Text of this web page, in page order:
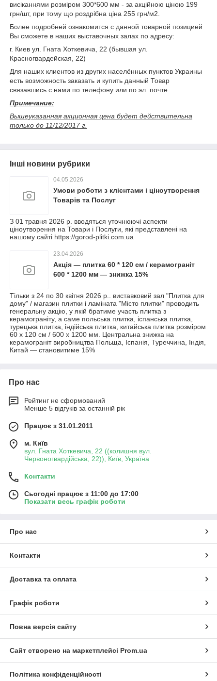
висіканнями розміром 300*600 мм - за акційною ціною 199
грн/шт, при тому що роздрібна ціна 255 грн/м2.
Более подробней ознакомится с данной товарной позицией
Вы сможете в наших выставочных залах по адресу:
г. Киев ул. Гната Хоткевича, 22 (бывшая ул.
Красногвардейская, 22)
Для наших клиентов из других населённых пунктов Украины
есть возможность заказать и купить данный Товар
связавшись с нами по телефону или по эл. почте.
Примечание:
Вышеуказанная акционная цена будет действительна
только до 11/12/2017 г.
Інші новини рубрики
04.05.2026
Умови роботи з клієнтами і ціноутворення
Товарів та Послуг
З 01 травня 2026 р. вводяться уточнюючі аспекти
ціноутворення на Товари і Послуги, які представлені на
нашому сайті https://gorod-plitki.com.ua
23.04.2026
Акція — плитка 60 * 120 см / керамограніт
600 * 1200 мм — знижка 15%
Тільки з 24 по 30 квітня 2026 р.. виставковий зал "Плитка для
дому" / магазин плитки і ламіната "Місто плитки" проводить
генеральну акцію, у якій братиме участь плитка з
керамограніту, а саме польська плитка, іспанська плитка,
турецька плитка, індійська плитка, китайська плитка розміром
60 х 120 см / 600 х 1200 мм. Центральна знижка на
керамограніт виробництва Польща, Іспанія, Туреччина, Індія,
Китай — становитиме 15%
Про нас
Рейтинг не сформований
Менше 5 відгуків за останній рік
Працює з 31.01.2011
м. Київ
вул. Гната Хоткевича, 22 ((колишня вул.
Червоногвардійська, 22)), Київ, Україна
Контакти
Сьогодні працює з 11:00 до 17:00
Показати весь графік роботи
Про нас
Контакти
Доставка та оплата
Графік роботи
Повна версія сайту
Сайт створено на маркетплейсі Prom.ua
Політика конфіденційності